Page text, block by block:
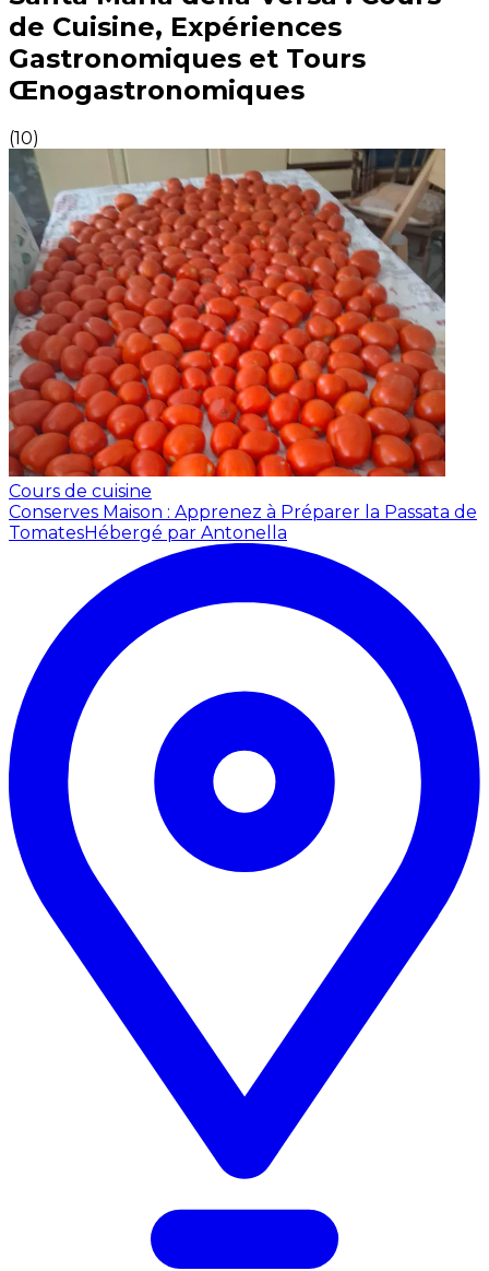
de Cuisine, Expériences
Gastronomiques et Tours
Œnogastronomiques
(10)
Cours de cuisine
Conserves Maison : Apprenez à Préparer la Passata de
TomatesHébergé par Antonella